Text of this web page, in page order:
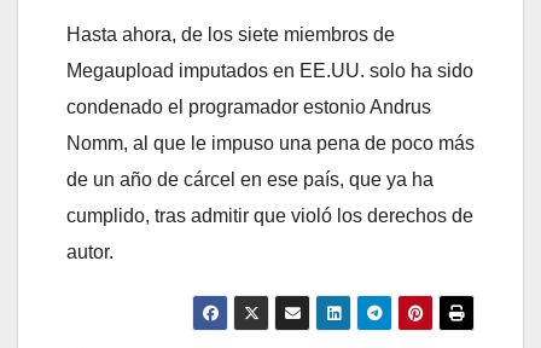
Hasta ahora, de los siete miembros de
Megaupload imputados en EE.UU. solo ha sido
condenado el programador estonio Andrus
Nomm, al que le impuso una pena de poco más
de un año de cárcel en ese país, que ya ha
cumplido, tras admitir que violó los derechos de
autor.